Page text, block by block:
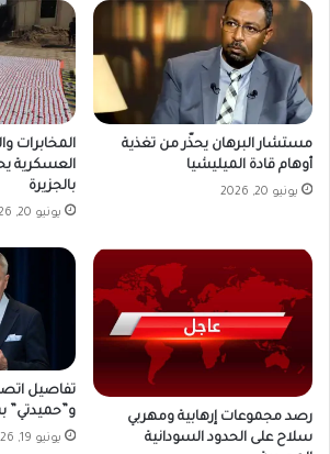
مستشار البرهان يحذّر من تغذية
أوهام قادة الميليشيا
يونيو 20, 2026
المخابرات
العسكرية
بالجزيرة
يونيو 20, 2026
رصد مجموعات إرهابية ومهربي
سلاح على الحدود السودانية
تفاصيل
و”حميدتي”
يونيو 19, 2026